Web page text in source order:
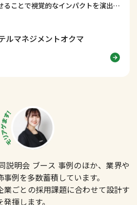
ることで視覚的なインパクトを演出し
ルマネジメントオクマ
説明会 ブース 事例のほか、業界や
例を多数蓄積しています。
業ごとの採用課題に合わせて設計す
揮します。